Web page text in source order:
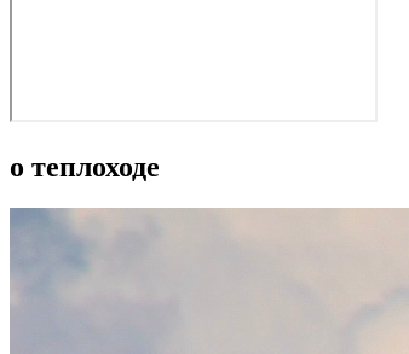
о теплоходе